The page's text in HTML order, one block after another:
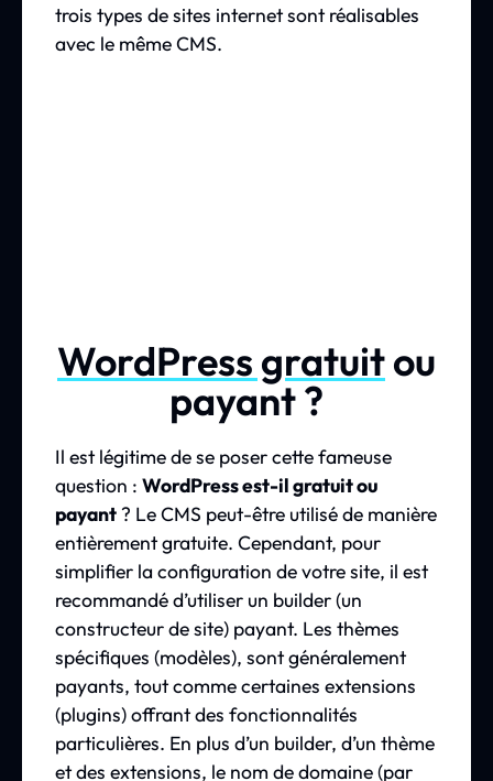
trois types de sites internet sont réalisables
avec le même CMS.
WordPress gratuitou
payant ?
Il est légitime de se poser cette fameuse
question : WordPress est-il gratuit ou
payant? Le CMS peut-être utilisé de manière
entièrement gratuite. Cependant, pour
simplifier la configuration de votre site, il est
recommandé d’utiliser un builder (un
constructeur de site) payant. Les thèmes
spécifiques (modèles), sont généralement
payants, tout comme certaines extensions
(plugins) offrant des fonctionnalités
particulières. En plus d’un builder, d’un thème
et des extensions, le nom de domaine (par